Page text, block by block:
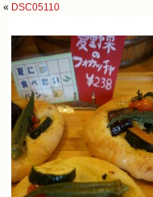
« DSC05110